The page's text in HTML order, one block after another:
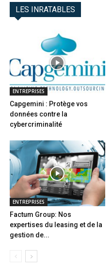
LES INRATABLES
ENTREPRISES
Capgemini : Protège vos
données contre la
cybercriminalité
ENTREPRISES
Factum Group: Nos
expertises du leasing et de la
gestion de...